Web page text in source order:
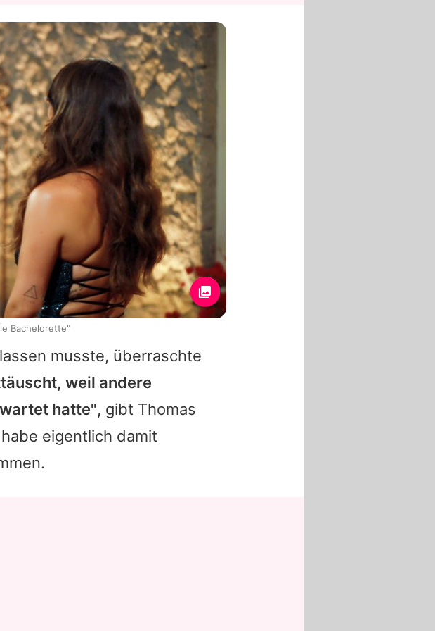
musste, überraschte
weil andere
hatte", gibt Thomas
eigentlich damit
Bachelorette"